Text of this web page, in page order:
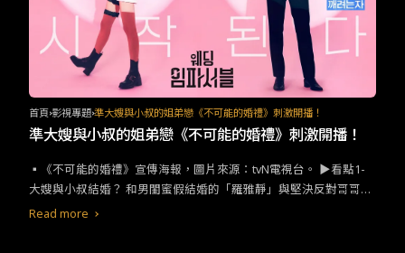
D陳泳希多首歌曲在劇中精準襯托這兩位主角的心境轉折，其中抒
情民謠的〈知更〉是每個甜蜜時刻的必備BGM。印象最深的一場戲
是第六集兩人在河濱公園，周平克教邱曖騎重機時的愛意大噴發。
而這組CP在劇中也因初戀學長博齊（鳳小岳飾）的回國而出現挑
戰，JUD陳泳希翻玩范曉萱、李泉名曲〈我要我們在一起〉而創作
出的〈要不要在一起〉成為「初戀支線」的曖昧激素，每一場邱曖
與博齊的戲都會響起這首歌。
首頁 影視專題 準大嫂與小叔的姐弟戀《不可能的婚禮》刺激開播！
準大嫂與小叔的姐弟戀《不可能的婚禮》刺激開播！
▪︎《不可能的婚禮》宣傳海報，圖片來源：tvN​電視台。​ ​​▶看點​1-​
大嫂與小叔結婚？​ ​​和男閨蜜假結婚的「羅雅靜」與堅決反對哥哥結
婚的「李智漢」，兩人的極限對決！劇中描述一心希望哥哥幸福的
Read more